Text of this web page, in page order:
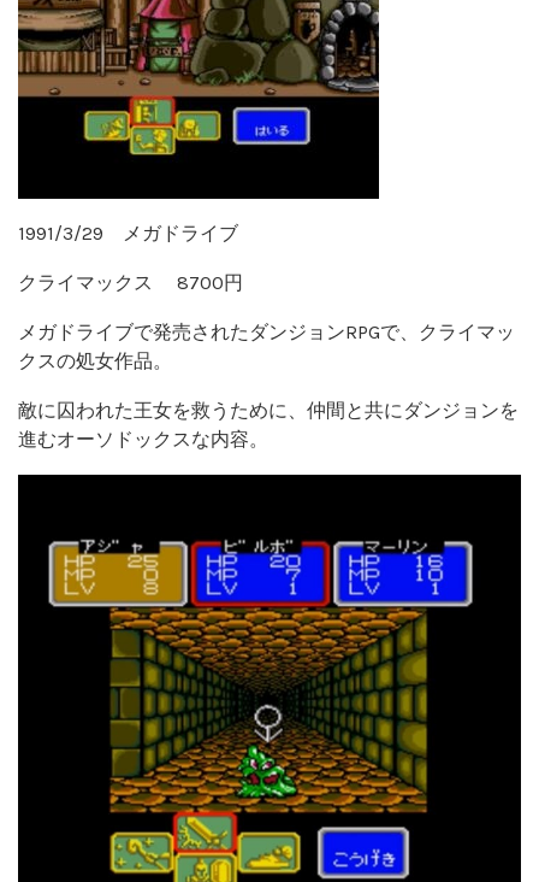
1991/3/29 メガドライブ
クライマックス 8700円
メガドライブで発売されたダンジョンRPGで、クライマッ
クスの処女作品。
敵に囚われた王女を救うために、仲間と共にダンジョンを
進むオーソドックスな内容。